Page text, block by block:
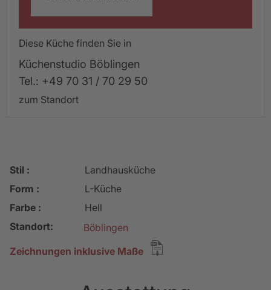
Diese Küche finden Sie in
Küchenstudio Böblingen
Tel.: +49 70 31 / 70 29 50
zum Standort
Stil :
Landhausküche
Form :
L-Küche
Farbe :
Hell
Standort:
Böblingen
Zeichnungen inklusive Maße